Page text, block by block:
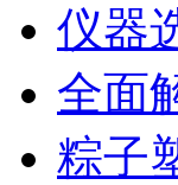
仪器
全面
粽子